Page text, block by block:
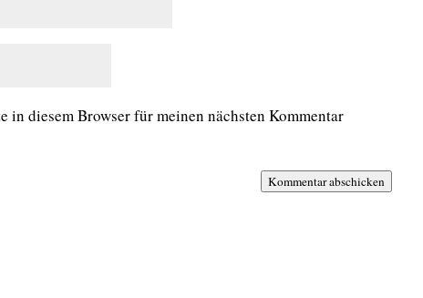
in diesem Browser für meinen nächsten Kommentar
Kommentar abschicken